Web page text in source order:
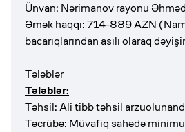
Ünvan: Nərimanov rayonu
Əmək haqqı: 714-889 AZN
bacarıqlarından asılı olaraq
Tələblər
Tələblər:
Təhsil: Ali tibb təhsil
Təcrübə: Müvafiq sahədə